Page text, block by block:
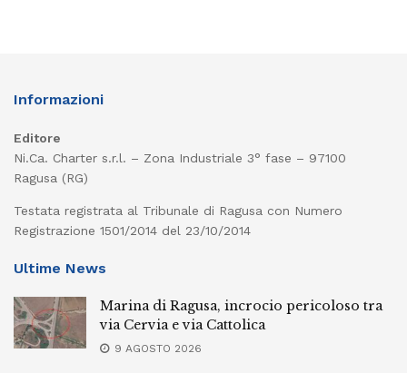
Informazioni
Editore
Ni.Ca. Charter s.r.l. – Zona Industriale 3° fase – 97100
Ragusa (RG)
Testata registrata al Tribunale di Ragusa con Numero
Registrazione 1501/2014 del 23/10/2014
Ultime News
Marina di Ragusa, incrocio pericoloso tra
via Cervia e via Cattolica
9 AGOSTO 2026